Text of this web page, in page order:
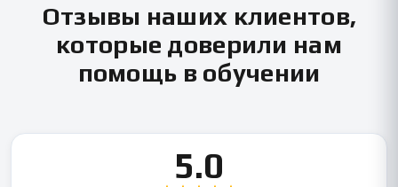
Отзывы наших клиентов,
которые доверили нам
помощь в обучении
5.0